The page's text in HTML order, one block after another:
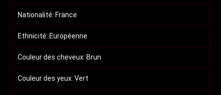
Nationalité: France
Ethnicité: Européenne
Couleur des cheveux: Brun
Couleur des yeux: Vert